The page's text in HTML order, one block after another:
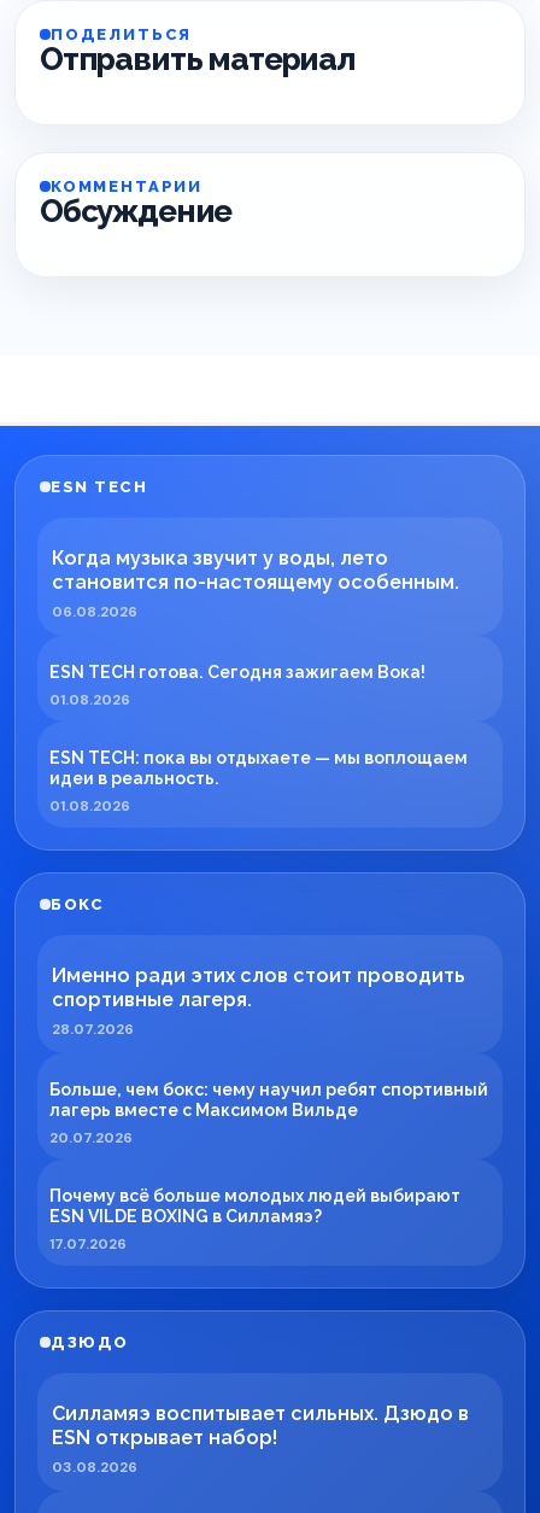
ПОДЕЛИТЬСЯ
Отправить материал
КОММЕНТАРИИ
Обсуждение
ESN TECH
Когда музыка звучит у воды, лето
становится по-настоящему особенным.
06.08.2026
ESN TECH готова. Сегодня зажигаем Вока!
01.08.2026
ESN TECH: пока вы отдыхаете — мы воплощаем
идеи в реальность.
01.08.2026
БОКС
Именно ради этих слов стоит проводить
спортивные лагеря.
28.07.2026
Больше, чем бокс: чему научил ребят спортивный
лагерь вместе с Максимом Вильде
20.07.2026
Почему всё больше молодых людей выбирают
ESN VILDE BOXING в Силламяэ?
17.07.2026
ДЗЮДО
Силламяэ воспитывает сильных. Дзюдо в
ESN открывает набор!
03.08.2026